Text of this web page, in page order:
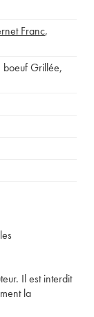
Franc,
boeuf Grillée,
Il est interdit
la